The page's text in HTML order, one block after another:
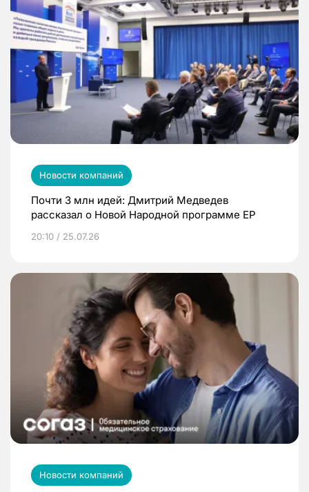
Новости компаний
Почти 3 млн идей: Дмитрий Медведев
рассказал о Новой Народной программе ЕР
20:10 / 25.07.26
Новости компаний